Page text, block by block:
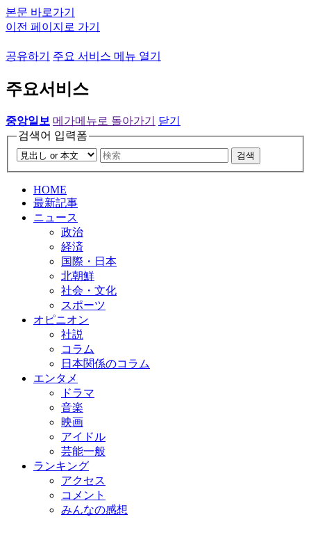
본문 바로가기
이전 페이지로 가기
공유하기 주요 서비스 메뉴 열기
주요서비스
중앙일보 메가메뉴로 돌아가기
닫기
검색어 입력폼
검색
HOME
最新記事
ニュース
政治
経済
国際・日本
北朝鮮
社会・文化
スポーツ
オピニオン
社説
コラム
日本関係のコラム
エンタメ
ドラマ
音楽
映画
アイドル
芸能一般
ランキング
アクセス
コメント
みんなの感想